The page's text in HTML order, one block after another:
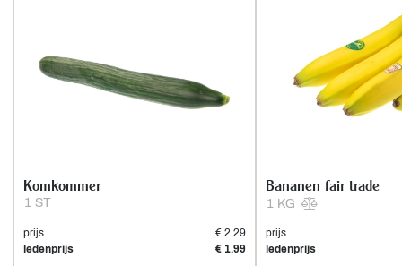
1 ST
Komkommer
prijs
€ 2,29
ledenprijs
€ 1,99
1 KG
Bananen fair trade
prijs
ledenprijs